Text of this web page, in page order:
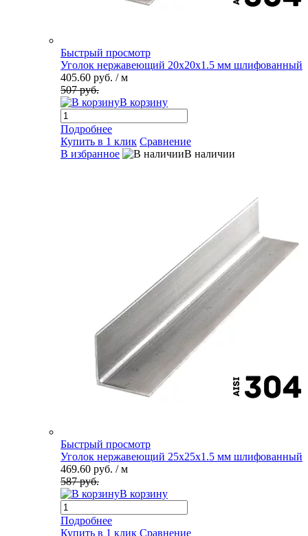
Быстрый просмотр
Уголок нержавеющий 20х20х1.5 мм шлифованный
405.60 руб. / м
507 руб.
В корзину
Подробнее
Купить в 1 клик Сравнение
В избранное
В наличии
Быстрый просмотр
Уголок нержавеющий 25х25х1.5 мм шлифованный
469.60 руб. / м
587 руб.
В корзину
Подробнее
Купить в 1 клик Сравнение